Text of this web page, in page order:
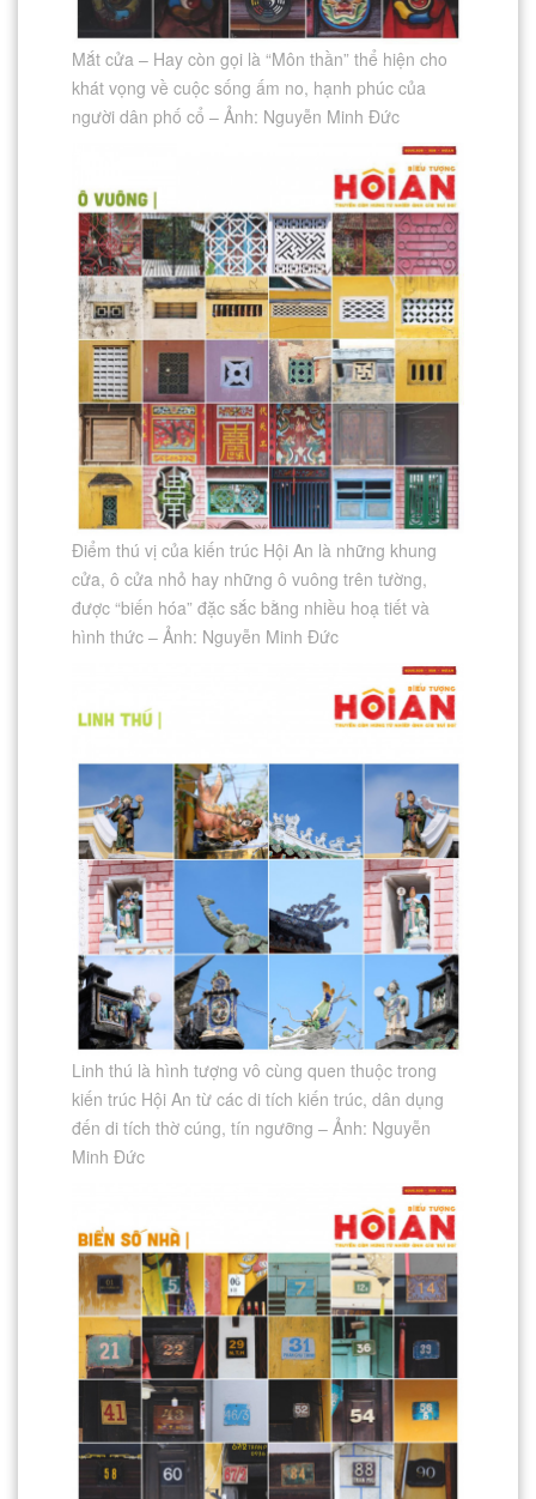
Mắt cửa – Hay còn gọi là “Môn thần” thể hiện cho
khát vọng về cuộc sống ấm no, hạnh phúc của
người dân phố cổ – Ảnh: Nguyễn Minh Đức
Điểm thú vị của kiến trúc Hội An là những khung
cửa, ô cửa nhỏ hay những ô vuông trên tường,
được “biến hóa” đặc sắc bằng nhiều hoạ tiết và
hình thức – Ảnh: Nguyễn Minh Đức
Linh thú là hình tượng vô cùng quen thuộc trong
kiến trúc Hội An từ các di tích kiến trúc, dân dụng
đến di tích thờ cúng, tín ngưỡng – Ảnh: Nguyễn
Minh Đức